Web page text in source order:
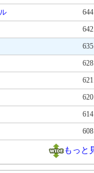
もっと